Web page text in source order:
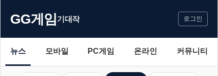
GG게임기대작 로그인
뉴스 모바일 PC게임 온라인 커뮤니티